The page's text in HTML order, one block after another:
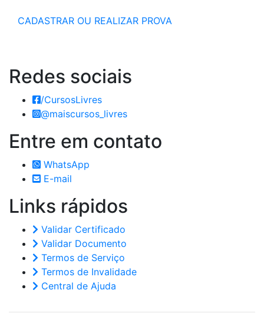
CADASTRAR OU REALIZAR PROVA
Redes sociais
/CursosLivres
@maiscursos_livres
Entre em contato
WhatsApp
E-mail
Links rápidos
Validar Certificado
Validar Documento
Termos de Serviço
Termos de Invalidade
Central de Ajuda